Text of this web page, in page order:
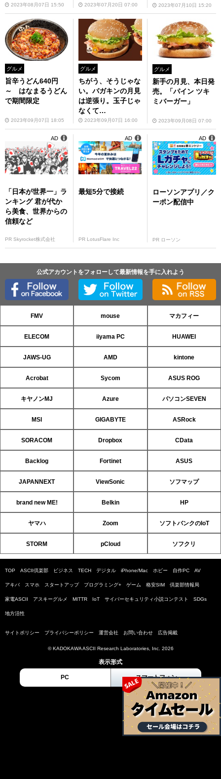
2023年08月07日 15:50 2023年07月20日 07:00 2023年07月10日 15:20
グルメ
旨辛うどん640円
～ はなまるうどん
で期間限定
2023年09月07日 18:05
グルメ
ちがう、そうじゃな
い。バガキンの月見
は逆張り。玉子じゃ
なくて…
2023年09月07日 16:00
グルメ
新手の月見、本日発
売。「パイン ツキ
ミバーガー」
2023年09月08日 07:00
「日本が世界一」ラ
ンキング 君が代か
ら美食、世界からの
信頼など
PR Skyrocket株式会社
AD
最短5分で接続
PR LotusFlare Inc
AD
ローソンアプリ／ク
ーポン配信中
PR ローソン
AD
公式アカウントをフォローして最新情報を手に入れよう
FMV mouse マカフィー
ELECOM iiyama PC HUAWEI
JAWS-UG AMD kintone
Acrobat Sycom ASUS ROG
キヤノンMJ Azure パソコンSEVEN
MSI GIGABYTE ASRock
SORACOM Dropbox CData
Backlog Fortinet ASUS
JAPANNEXT ViewSonic ソフマップ
brand new ME! Belkin HP
ヤマハ Zoom ソフトバンクのIoT
STORM pCloud ソフクリ
TOP ASCII倶楽部 ビジネス TECH デジタル iPhone/Mac ホビー 自作PC AV
アキバ スマホ スタートアップ プログラミング+ ゲーム 格安SIM 倶楽部情報局
家電ASCII アスキーグルメ MITTR IoT サイバーセキュリティ小説コンテスト SDGs
地方活性
サイトポリシー プライバシーポリシー 運営会社 お問い合わせ 広告掲載
© KADOKAWA ASCII Research Laboratories, Inc. 2026
表示形式
PC スマートフォン